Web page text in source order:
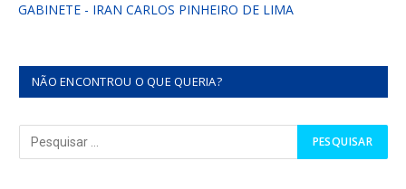
GABINETE - IRAN CARLOS PINHEIRO DE LIMA
NÃO ENCONTROU O QUE QUERIA?